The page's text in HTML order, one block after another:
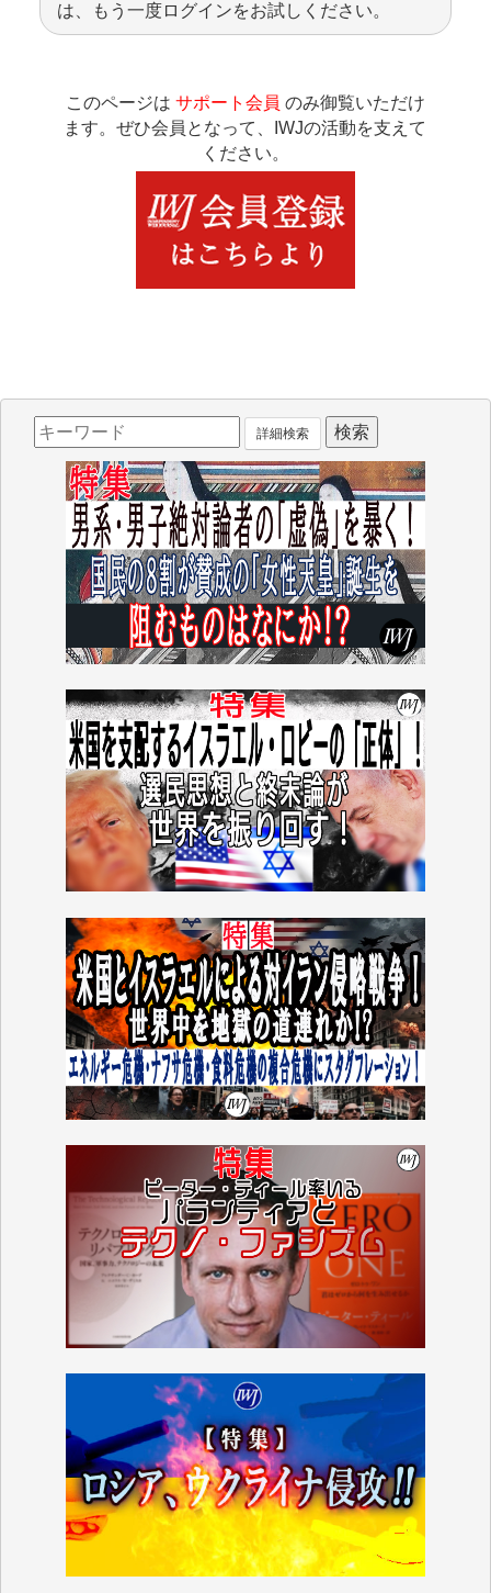
は、もう一度ログインをお試しください。
このページは サポート会員 のみ御覧いただけ
ます。ぜひ会員となって、IWJの活動を支えて
ください。
詳細検索